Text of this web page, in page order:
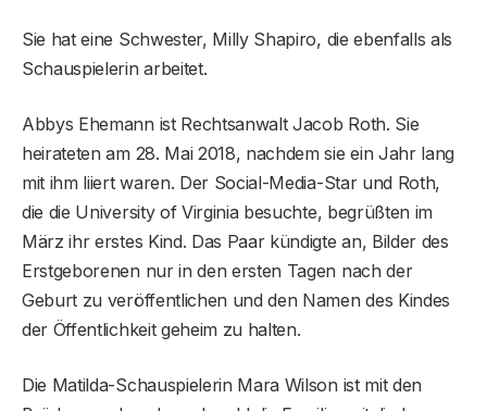
Sie hat eine Schwester, Milly Shapiro, die ebenfalls als
Schauspielerin arbeitet.
Abbys Ehemann ist Rechtsanwalt Jacob Roth. Sie
heirateten am 28. Mai 2018, nachdem sie ein Jahr lang
mit ihm liiert waren. Der Social-Media-Star und Roth,
die die University of Virginia besuchte, begrüßten im
März ihr erstes Kind. Das Paar kündigte an, Bilder des
Erstgeborenen nur in den ersten Tagen nach der
Geburt zu veröffentlichen und den Namen des Kindes
der Öffentlichkeit geheim zu halten.
Die Matilda-Schauspielerin Mara Wilson ist mit den